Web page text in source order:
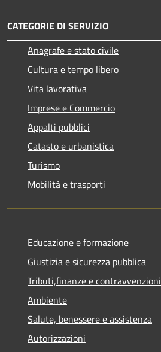
CATEGORIE DI SERVIZIO
Anagrafe e stato civile
Cultura e tempo libero
Vita lavorativa
Imprese e Commercio
Appalti pubblici
Catasto e urbanistica
Turismo
Mobilità e trasporti
Educazione e formazione
Giustizia e sicurezza pubblica
Tributi,finanze e contravvenzioni
Ambiente
Salute, benessere e assistenza
Autorizzazioni